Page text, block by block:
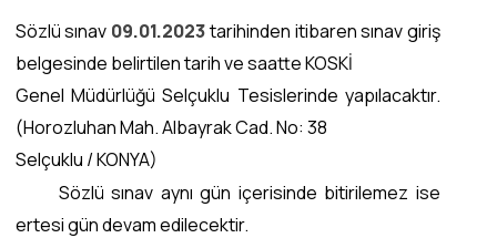
Sözlü sınav 09.01.2023tarihinden itibaren sınav giriş
belgesinde belirtilen tarih ve saatte KOSKİ
Genel Müdürlüğü Selçuklu Tesislerinde yapılacaktır.
(Horozluhan Mah. Albayrak Cad. No: 38
Selçuklu / KONYA)
Sözlü sınav aynı gün içerisinde bitirilemez ise
ertesi gün devam edilecektir.